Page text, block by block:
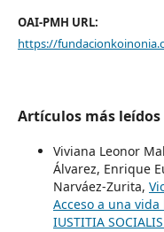
OAI-PMH URL:
https://
Artículos más
Viviana Leonor
Álvarez, Enrique
Narváez-Zurita,
Acceso a una
IUSTITIA